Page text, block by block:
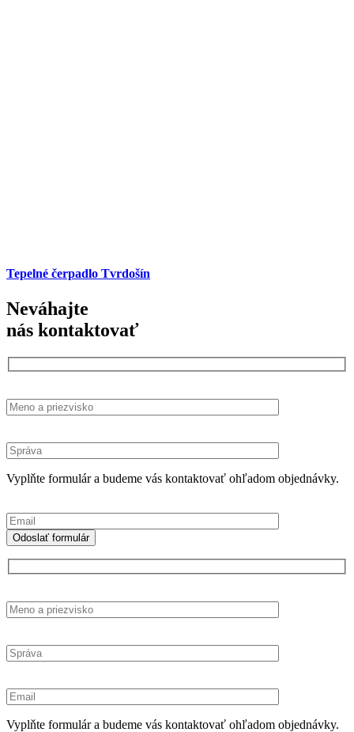
Tepelné čerpadlo Tvrdošín
Neváhajte
nás kontaktovať
Vyplňte formulár a budeme vás kontaktovať ohľadom objednávky.
Vyplňte formulár a budeme vás kontaktovať ohľadom objednávky.